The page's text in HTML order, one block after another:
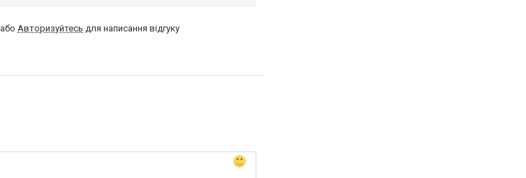
абоАвторизуйтесь для написання відгуку